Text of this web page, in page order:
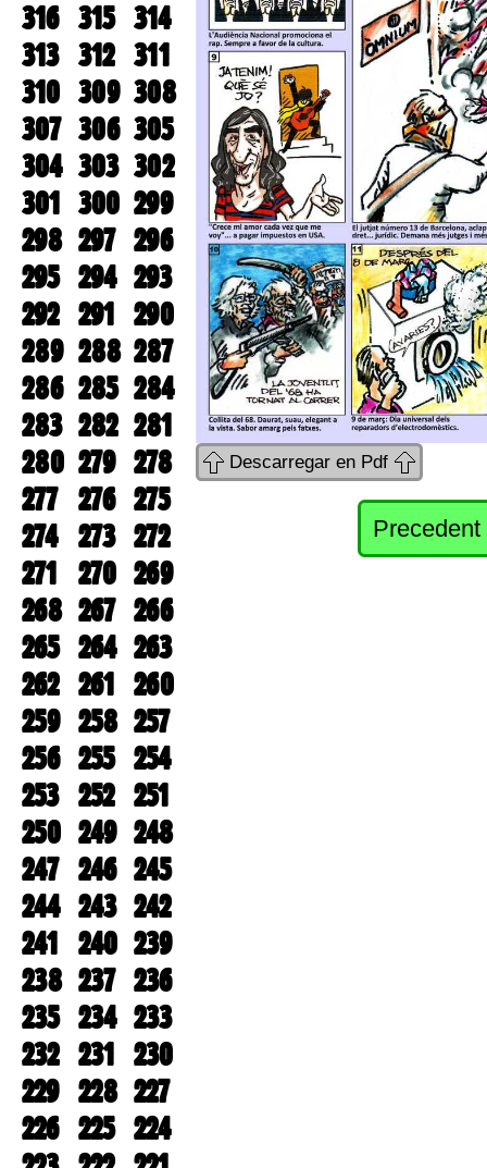
316 315 314
313 312 311
310 309 308
307 306 305
304 303 302
301 300 299
298 297 296
295 294 293
292 291 290
289 288 287
286 285 284
283 282 281
280 279 278
277 276 275
274 273 272
271 270 269
268 267 266
265 264 263
262 261 260
259 258 257
256 255 254
253 252 251
250 249 248
247 246 245
244 243 242
241 240 239
238 237 236
235 234 233
232 231 230
229 228 227
226 225 224
Descarregar en Pdf
Precedent